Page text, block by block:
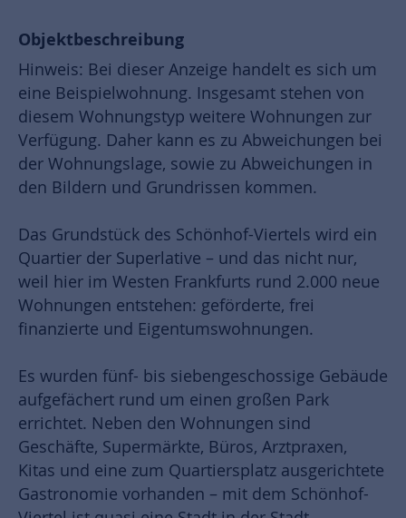
Objektbeschreibung
Hinweis: Bei dieser Anzeige handelt es sich um
eine Beispielwohnung. Insgesamt stehen von
diesem Wohnungstyp weitere Wohnungen zur
Verfügung. Daher kann es zu Abweichungen bei
der Wohnungslage, sowie zu Abweichungen in
den Bildern und Grundrissen kommen.
Das Grundstück des Schönhof-Viertels wird ein
Quartier der Superlative – und das nicht nur,
weil hier im Westen Frankfurts rund 2.000 neue
Wohnungen entstehen: geförderte, frei
finanzierte und Eigentumswohnungen.
Es wurden fünf- bis siebengeschossige Gebäude
aufgefächert rund um einen großen Park
errichtet. Neben den Wohnungen sind
Geschäfte, Supermärkte, Büros, Arztpraxen,
Kitas und eine zum Quartiersplatz ausgerichtete
Gastronomie vorhanden – mit dem Schönhof-